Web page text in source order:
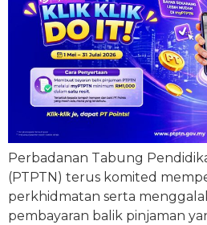
Perbadanan Tabung
(PTPTN) terus komited
perkhidmatan serta
pembayaran balik pinjaman